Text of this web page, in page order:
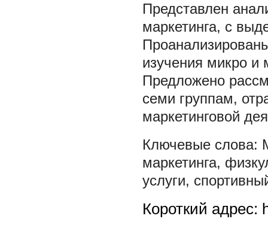
Представлен
маркетинга, с
изучения микро и
Предложено
семи группам,
маркетинговой
маркетинга,
услуги,
Короткий адрес: